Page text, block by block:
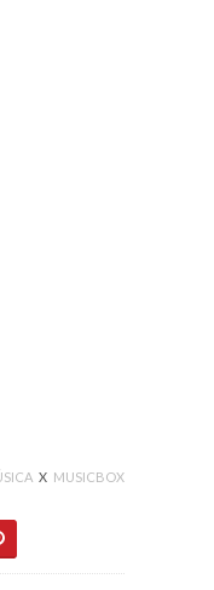
X MUSICBOX